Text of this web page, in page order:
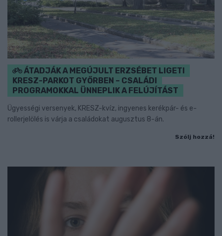
ÁTADJÁK A MEGÚJULT ERZSÉBET LIGETI
KRESZ-PARKOT GYŐRBEN – CSALÁDI
PROGRAMOKKAL ÜNNEPLIK A FELÚJÍTÁST
Ügyességi versenyek, KRESZ-kvíz, ingyenes kerékpár- és e-
rollerjelölés is várja a családokat augusztus 8-án.
Szólj hozzá!